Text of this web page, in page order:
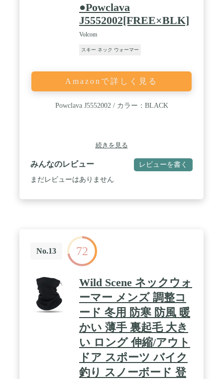
●Powclava
J5552002[FREE×BLK]
Volcom
スキー ネック ウォーマー
Amazonで詳しく見る
Powclava J5552002 / カラー：BLACK
続きを見る
みんなのレビュー レビューを書く
まだレビューはありません
No.13 72
Wild Scene ネックウォ
ーマー メンズ 調整コ
ード 冬用 防寒 防風 暖
かい 薄手 裏起毛 大き
い ロング 伸縮/アウト
ドア スポーツ バイク
釣り スノーボード 登